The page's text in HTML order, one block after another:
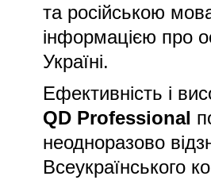
та російською
інформацією про
Україні.
Ефективність і
QD Professional
неодноразово
Всеукраїнського